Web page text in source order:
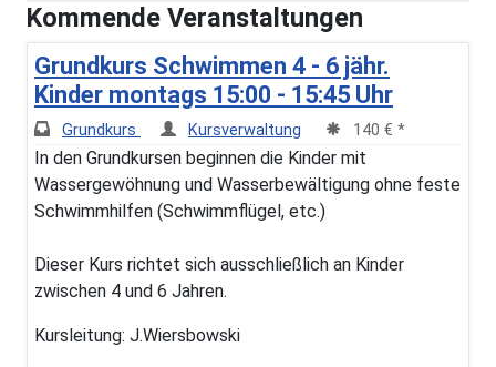
Kommende Veranstaltungen
Grundkurs Schwimmen 4 - 6 jähr.
Kinder montags 15:00 - 15:45 Uhr
Grundkurs Kursverwaltung 140 € *
In den Grundkursen beginnen die Kinder mit
Wassergewöhnung und Wasserbewältigung ohne feste
Schwimmhilfen (Schwimmflügel, etc.)
Dieser Kurs richtet sich ausschließlich an Kinder
zwischen 4 und 6 Jahren.
Kursleitung: J.Wiersbowski